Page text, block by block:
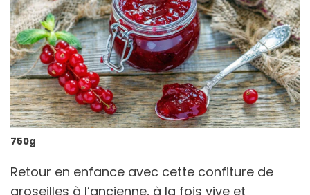
750g
Retour en enfance avec cette confiture de
groseilles à l’ancienne, à la fois vive et